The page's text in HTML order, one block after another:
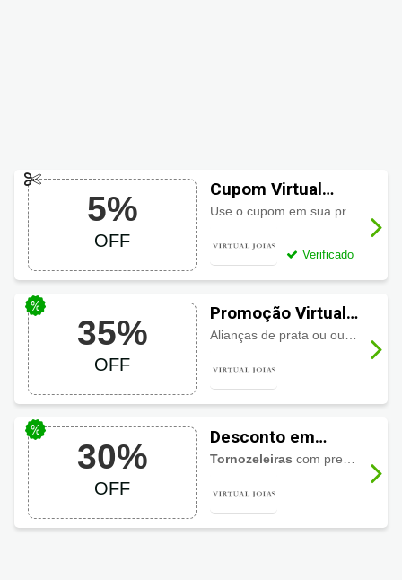
5%
OFF
Cupom Virtual
Joias primeira
de descontoVerificado
35%
OFF
Promoção Virtual
Joias em alianças
30%
OFF
Desconto em
Tornozeleiras
30% OFF
Tornozeleiras com preços imperdíveis com até